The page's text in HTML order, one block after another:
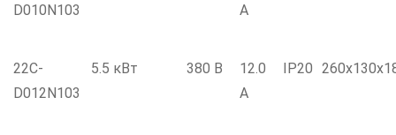
D010N103
А
22C-
D012N103
5.5 кВт 380 В
12.0
А
IP20